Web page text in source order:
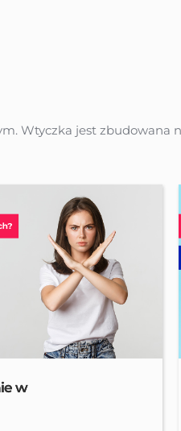
Wtyczka jest zbudowana
w